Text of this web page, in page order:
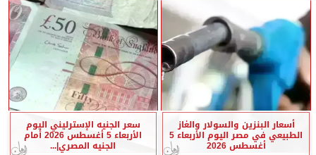
أسعار البنزين والسولار والغاز
الطبيعي في مصر اليوم الأربعاء 5
أغسطس 2026
سعر الجنيه الإسترليني اليوم
الأربعاء 5 أغسطس 2026 أمام
الجنيه المصري|...